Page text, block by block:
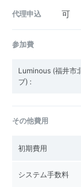
代理申込 可
参加費
Luminous (福井市
ブ) :
その他費用
初期費用
システム手数料